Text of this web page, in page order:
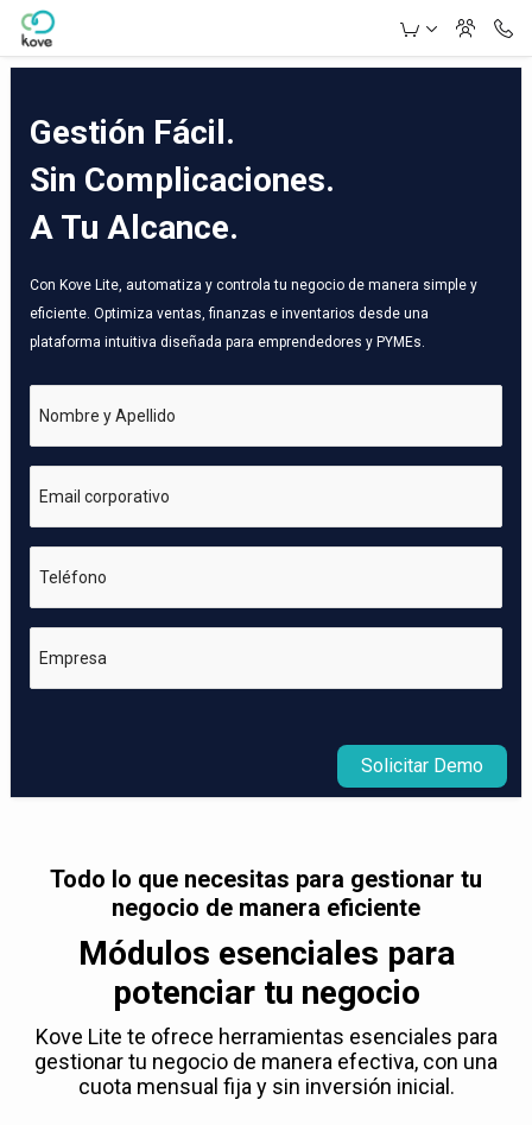
Skip to Main Content
Gestión Fácil.
Sin Complicaciones.
A Tu Alcance.
Con Kove Lite, automatiza y controla tu negocio de manera simple y
eficiente. Optimiza ventas, finanzas e inventarios desde una
plataforma intuitiva diseñada para emprendedores y PYMEs.
Nombre y Apellido
Email corporativo
Teléfono
Empresa
Solicitar Demo
Todo lo que necesitas para gestionar tu
negocio de manera eficiente
Módulos esenciales para
potenciar tu negocio
Kove Lite te ofrece herramientas esenciales para
gestionar tu negocio de manera efectiva, con una
cuota mensual fija y sin inversión inicial.